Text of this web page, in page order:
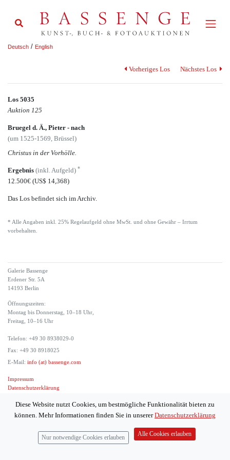
Deutsch / English
Vorheriges Los Nächstes Los
Los 5035
Auktion 125
Bruegel d. Ä., Pieter - nach
(um 1525-1569, Brüssel)
Christus in der Vorhölle.
Ergebnis (inkl. Aufgeld) *
12.500€ (US$ 14,368)
Das Los befindet sich im Archiv.
* Alle Angaben inkl. 25% Regelaufgeld ohne MwSt. und ohne Gewähr – Irrtum
vorbehalten.
Galerie Bassenge
Erdener Str. 5A
14193 Berlin
Öffnungszeiten:
Montag bis Donnerstag, 10–18 Uhr,
Freitag, 10–16 Uhr
Telefon: +49 30 8938029-0
Fax: +49 30 8918025
E-Mail: info (at) bassenge.com
Impressum
Datenschutzerklärung
Diese Website nutzt Cookies, um bestmögliche Funktionalität bieten zu
können. Mehr Informationen finden Sie in unsererDatenschutzerklärung
Nur notwendige Cookies erlauben
Alle Cookies erlauben